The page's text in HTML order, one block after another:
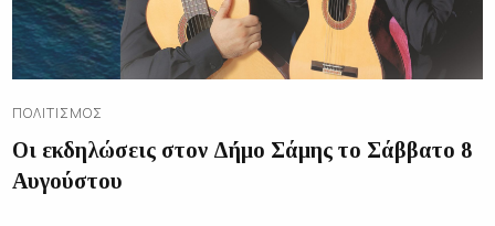
ΠΟΛΙΤΙΣΜΌΣ
Οι εκδηλώσεις στον Δήμο Σάμης το Σάββατο 8
Αυγούστου